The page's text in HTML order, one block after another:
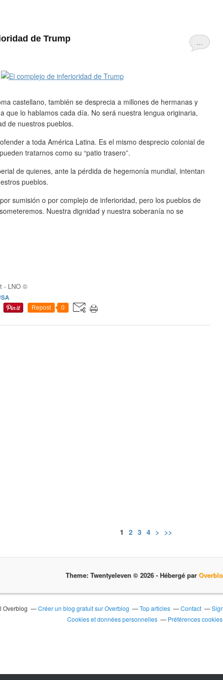
…
de Trump
castellano, también se desprecia a millones de hermanas y
que lo hablamos cada día. No será nuestra lengua originaria,
de nuestros pueblos.
a toda América Latina. Es el mismo desprecio colonial de
tratarnos como su “patio trasero”.
de quienes, ante la pérdida de hegemonía mundial, intentan
pueblos.
sumisión o por complejo de inferioridad, pero los pueblos de
Nuestra dignidad y nuestra soberanía no se
- LNO ©
Repost 0
1 2 3 4 > >>
Theme: Twentyeleven © 2026 - Hébergé par
Overblog Créer un blog gratuit sur Overblog Top articles Contact
Cookies et données personnelles
Préférences cookies